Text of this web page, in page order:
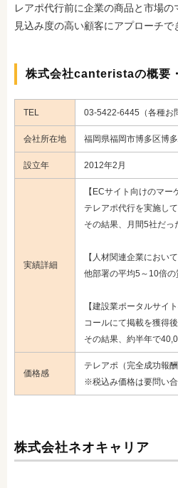
レアポ代行前に企業の商品と市場の
見込み度の高い顧客にアプローチで
株式会社canteristaの概要
TEL 03-5422-6445（各種お
会社所在地 福岡県福岡市博多区博
設立年 2012年2月
実績詳細
【ECサイト向けのマー
テレアポ代行を実施し
その結果、月間5社だっ
【人材関連企業におい
他部署の平均5～10倍の
【建設業ポータルサイ
コールにて掲載を獲得
その結果、約半年で
価格感
テレアポ（完全成功報
※税込み価格は要問い
株式会社ネオキャリア